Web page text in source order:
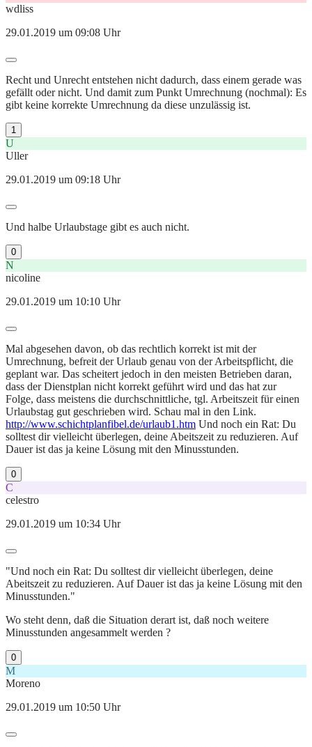
wdliss
29.01.2019 um 09:08 Uhr
Recht und Unrecht entstehen nicht dadurch, dass einem gerade was
gefällt oder nicht. Und damit zum Punkt Umrechnung (nochmal): Es
gibt keine korrekte Umrechnung da diese unzulässig ist.
1
U
Uller
29.01.2019 um 09:18 Uhr
Und halbe Urlaubstage gibt es auch nicht.
0
N
nicoline
29.01.2019 um 10:10 Uhr
Mal abgesehen davon, ob das rechtlich korrekt ist mit der
Umrechnung, befreit der Urlaub genau von der Arbeitspflicht, die
geplant war. Das scheitert jedoch in den meisten Betrieben daran,
dass der Dienstplan nicht korrekt geführt wird und das hat zur
Folge, dass meistens die durchschnittliche, tgl. Arbeitszeit für einen
Urlaubstag gut geschrieben wird. Schau mal in den Link.
http://www.schichtplanfibel.de/urlaub1.htm Und noch ein Rat: Du
solltest dir vielleicht überlegen, deine Abeitszeit zu reduzieren. Auf
Dauer ist das ja keine Lösung mit den Minusstunden.
0
C
celestro
29.01.2019 um 10:34 Uhr
"Und noch ein Rat: Du solltest dir vielleicht überlegen, deine
Abeitszeit zu reduzieren. Auf Dauer ist das ja keine Lösung mit den
Minusstunden."
Wo steht denn, daß die Situation derart ist, daß noch weitere
Minusstunden angesammelt werden ?
0
M
Moreno
29.01.2019 um 10:50 Uhr